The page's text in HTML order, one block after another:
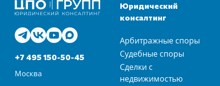
+7 495 150-50-45
Москва
Юридический
консалтинг
Арбитражные споры
Судебные споры
Сделки с
недвижимостью